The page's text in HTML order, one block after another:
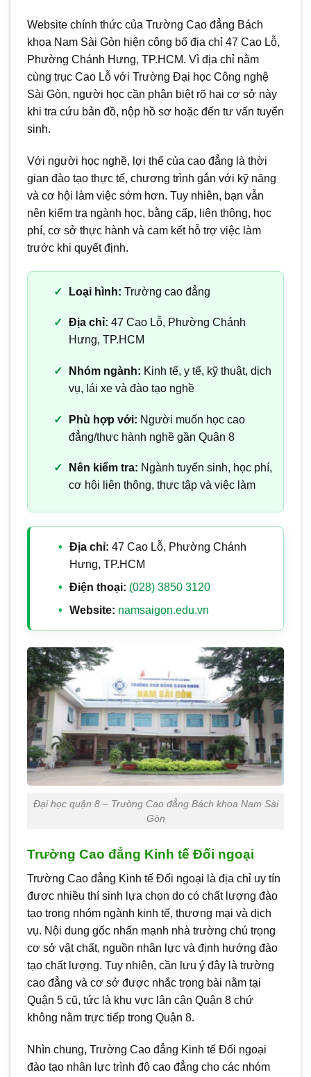
Website chính thức của Trường Cao đẳng Bách
khoa Nam Sài Gòn hiện công bố địa chỉ 47 Cao Lỗ,
Phường Chánh Hưng, TP.HCM. Vì địa chỉ nằm
cùng trục Cao Lỗ với Trường Đại học Công nghệ
Sài Gòn, người học cần phân biệt rõ hai cơ sở này
khi tra cứu bản đồ, nộp hồ sơ hoặc đến tư vấn tuyển
sinh.
Với người học nghề, lợi thế của cao đẳng là thời
gian đào tạo thực tế, chương trình gắn với kỹ năng
và cơ hội làm việc sớm hơn. Tuy nhiên, bạn vẫn
nên kiểm tra ngành học, bằng cấp, liên thông, học
phí, cơ sở thực hành và cam kết hỗ trợ việc làm
trước khi quyết định.
Loại hình: Trường cao đẳng
Địa chỉ: 47 Cao Lỗ, Phường Chánh
Hưng, TP.HCM
Nhóm ngành: Kinh tế, y tế, kỹ thuật, dịch
vụ, lái xe và đào tạo nghề
Phù hợp với: Người muốn học cao
đẳng/thực hành nghề gần Quận 8
Nên kiểm tra: Ngành tuyển sinh, học phí,
cơ hội liên thông, thực tập và việc làm
Địa chỉ: 47 Cao Lỗ, Phường Chánh
Hưng, TP.HCM
Điện thoại: (028) 3850 3120
Website: namsaigon.edu.vn
Đại học quận 8 – Trường Cao đẳng Bách khoa Nam Sài
Gòn
Trường Cao đẳng Kinh tế Đối ngoại
Trường Cao đẳng Kinh tế Đối ngoại là địa chỉ uy tín
được nhiều thí sinh lựa chọn do có chất lượng đào
tạo trong nhóm ngành kinh tế, thương mại và dịch
vụ. Nội dung gốc nhấn mạnh nhà trường chú trọng
cơ sở vật chất, nguồn nhân lực và định hướng đào
tạo chất lượng. Tuy nhiên, cần lưu ý đây là trường
cao đẳng và cơ sở được nhắc trong bài nằm tại
Quận 5 cũ, tức là khu vực lân cận Quận 8 chứ
không nằm trực tiếp trong Quận 8.
Nhìn chung, Trường Cao đẳng Kinh tế Đối ngoại
đào tạo nhân lực trình độ cao đẳng cho các nhóm